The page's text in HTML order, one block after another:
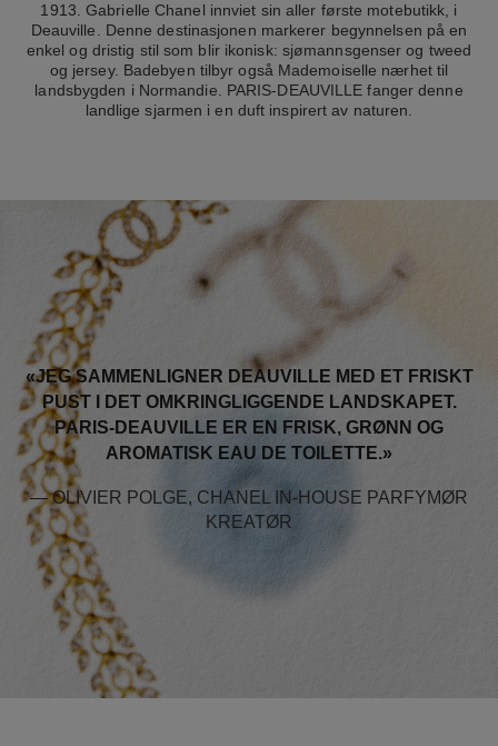
1913. Gabrielle Chanel innviet sin aller første motebutikk, i
Deauville. Denne destinasjonen markerer begynnelsen på en
enkel og dristig stil som blir ikonisk: sjømannsgenser og tweed
og jersey. Badebyen tilbyr også Mademoiselle nærhet til
landsbygden i Normandie. PARIS-DEAUVILLE fanger denne
landlige sjarmen i en duft inspirert av naturen.
«JEG SAMMENLIGNER DEAUVILLE MED ET FRISKT
PUST I DET OMKRINGLIGGENDE LANDSKAPET.
PARIS-DEAUVILLE ER EN FRISK, GRØNN OG
AROMATISK EAU DE TOILETTE.»
— OLIVIER POLGE, CHANEL IN-HOUSE PARFYMØR
KREATØR